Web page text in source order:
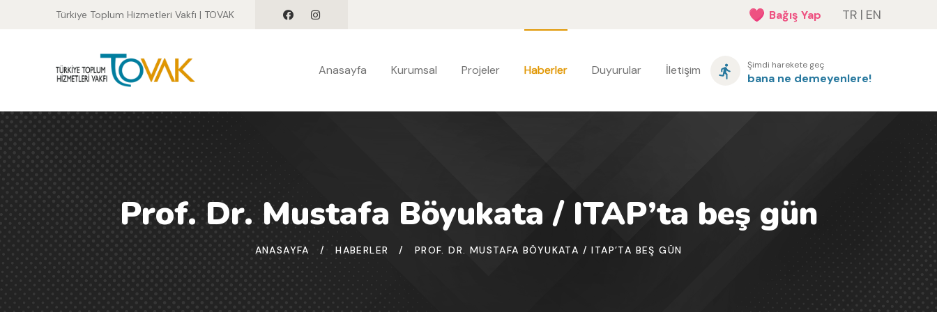
Türkiye Toplum Hizmetleri Vakfı | TOVAK Bağış Yap TR | EN
Anasayfa Kurumsal Projeler Haberler Duyurular İletişim Şimdi harekete geç
bana ne demeyenlere!
Prof. Dr. Mustafa Böyukata / ITAP’ta beş gün
ANASAYFA / HABERLER / PROF. DR. MUSTAFA BÖYUKATA / ITAP’TA BEŞ GÜN